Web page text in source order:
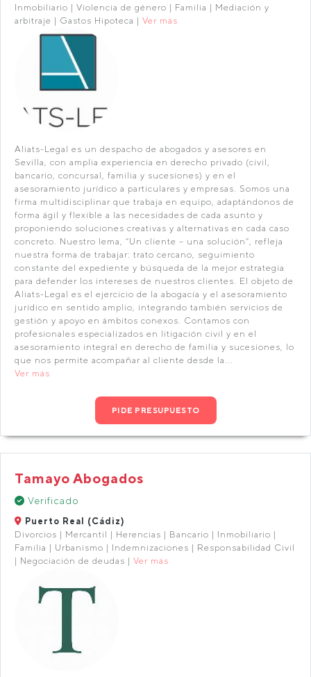
Inmobiliario | Violencia de género | Familia | Mediación y
arbitraje | Gastos Hipoteca | Ver más
Aliats-Legal es un despacho de abogados y asesores en
Sevilla, con amplia experiencia en derecho privado (civil,
bancario, concursal, familia y sucesiones) y en el
asesoramiento jurídico a particulares y empresas. Somos una
firma multidisciplinar que trabaja en equipo, adaptándonos de
forma ágil y flexible a las necesidades de cada asunto y
proponiendo soluciones creativas y alternativas en cada caso
concreto. Nuestro lema, “Un cliente – una solución”, refleja
nuestra forma de trabajar: trato cercano, seguimiento
constante del expediente y búsqueda de la mejor estrategia
para defender los intereses de nuestros clientes. El objeto de
Aliats-Legal es el ejercicio de la abogacía y el asesoramiento
jurídico en sentido amplio, integrando también servicios de
gestión y apoyo en ámbitos conexos. Contamos con
profesionales especializados en litigación civil y en el
asesoramiento integral en derecho de familia y sucesiones, lo
que nos permite acompañar al cliente desde la...
Ver más
PIDE PRESUPUESTO
Tamayo Abogados
Verificado
Puerto Real (Cádiz)
Divorcios | Mercantil | Herencias | Bancario | Inmobiliario |
Familia | Urbanismo | Indemnizaciones | Responsabilidad Civil
| Negociación de deudas | Ver más